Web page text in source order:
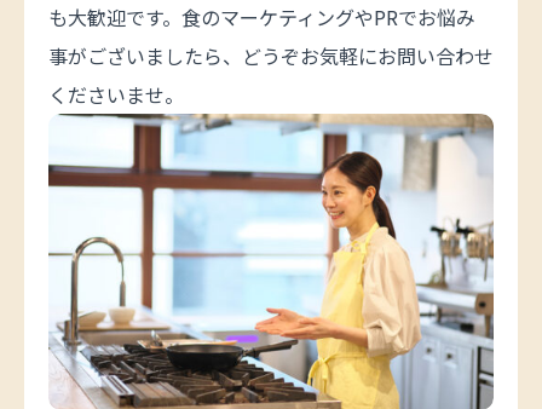
も大歓迎です。食のマーケティングやPRでお悩み
事がございましたら、どうぞお気軽にお問い合わせ
くださいませ。